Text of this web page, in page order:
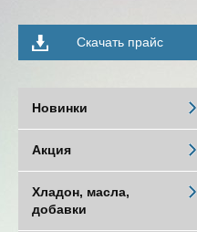
Скачать прайс
Новинки
Акция
Хладон, масла,
добавки